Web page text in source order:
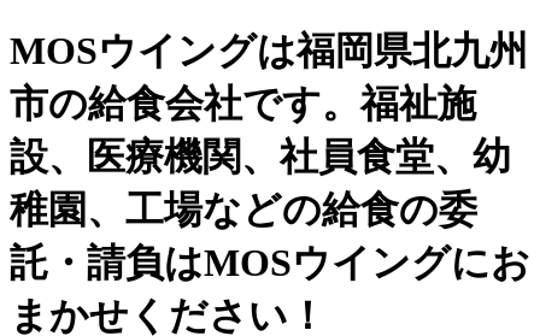
MOSウイングは福岡県北九州
市の給食会社です。福祉施
設、医療機関、社員食堂、幼
稚園、工場などの給食の委
託・請負はMOSウイングにお
まかせください！